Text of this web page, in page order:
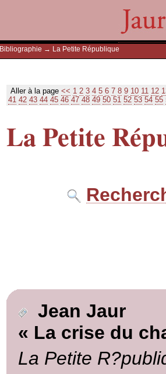
Bibliographie → La Petite République
Aller à la page << 1 2 3 4 5 6 7 8 9 10 11 12
41 42 43 44 45 46 47 48 49 50 51 52 53 54 55
La Petite
Jean Jaur
« La crise du
La Petite